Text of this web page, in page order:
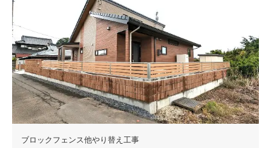
ブロックフェンス他やり替え工事